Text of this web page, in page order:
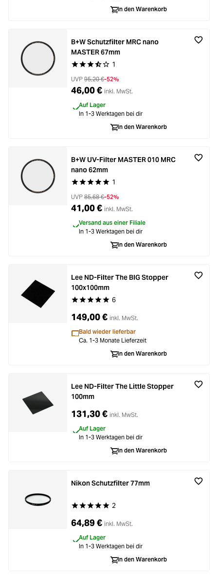
In den Warenkorb
Durchschnittliche Bewertung von 3.8 von 5
1
B+W Schutzfilter MRC nano
MASTER 67mm
UVP 95,20 €-52%
46,00 € inkl. MwSt.
Auf Lager
In 1-3 Werktagen bei dir
In den Warenkorb
Durchschnittliche Bewertung von 5 von 5
1
B+W UV-Filter MASTER 010 MRC
nano 62mm
UVP 85,68 €-52%
41,00 € inkl. MwSt.
Versand aus einer Filiale
In 1-3 Werktagen bei dir
In den Warenkorb
Durchschnittliche Bewertung von 5 von 5
6
Lee ND-Filter The BIG Stopper
100x100mm
149,00 € inkl. MwSt.
Bald wieder lieferbar
Ca. 1-3 Monate Lieferzeit
In den Warenkorb
Lee ND-Filter The Little Stopper
100mm
131,30 € inkl. MwSt.
Auf Lager
In 1-3 Werktagen bei dir
In den Warenkorb
Durchschnittliche Bewertung von 5 von 5
2
Nikon Schutzfilter 77mm
64,89 € inkl. MwSt.
Auf Lager
In 1-3 Werktagen bei dir
In den Warenkorb